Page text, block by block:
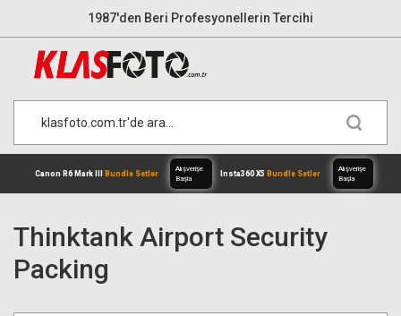
1987'den Beri Profesyonellerin Tercihi
Thinktank Airport Security
Packing